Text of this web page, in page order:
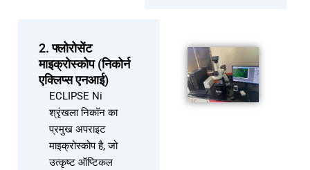
2. फ्लोरोसेंट
माइक्रोस्कोप (निकोर्न
एक्लिप्स एनआई)
ECLIPSE Ni
श्रृंखला निकॉन का
प्रमुख अपराइट
माइक्रोस्कोप है, जो
उत्कृष्ट ऑप्टिकल